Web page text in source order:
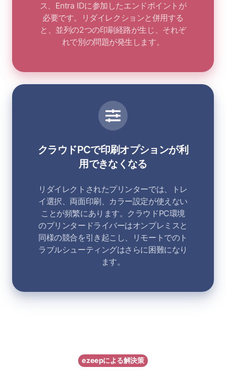
ス、Entra IDに参加したエンドポイントが
必要です。リダイレクションと併用する
と、並列の2つの印刷経路が生じ、それぞ
れで別の問題が発生します。
クラウドPCで印刷オプションが利
用できなくなる
リダイレクトされたプリンターでは、トレ
イ選択、両面印刷、カラー設定が使えない
ことが頻繁にあります。クラウドPC環境
のプリンタードライバーはオンプレミスと
同様の競合を引き起こし、リモートでのト
ラブルシューティングはさらに困難になり
ます。
ezeepによる解決策